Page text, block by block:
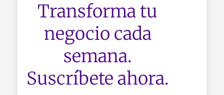
Transforma tu
negocio cada
semana.
Suscríbete ahora.